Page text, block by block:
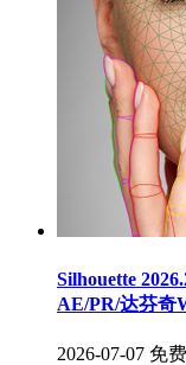
Silhouette
AE/PR/达芬
2026-07-07 免费